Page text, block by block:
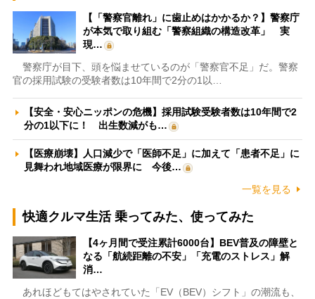
【「警察官離れ」に歯止めはかかるか？】警察庁
が本気で取り組む「警察組織の構造改革」 実
現…
警察庁が目下、頭を悩ませているのが「警察官不足」だ。警察
官の採用試験の受験者数は10年間で2分の1以…
【安全・安心ニッポンの危機】採用試験受験者数は10年間で2
分の1以下に！ 出生数減がも…
【医療崩壊】人口減少で「医師不足」に加えて「患者不足」に
見舞われ地域医療が限界に 今後…
一覧を見る
快適クルマ生活 乗ってみた、使ってみた
【4ヶ月間で受注累計6000台】BEV普及の障壁と
なる「航続距離の不安」「充電のストレス」解
消…
あれほどもてはやされていた「EV（BEV）シフト」の潮流も、